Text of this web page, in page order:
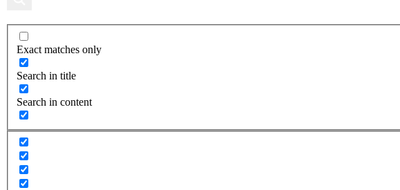
Exact matches only
Search in title
Search in content